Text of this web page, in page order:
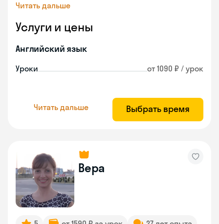
Читать дальше
Услуги и цены
Английский язык
Уроки от 1090 ₽ / урок
Читать дальше Выбрать время
Вера